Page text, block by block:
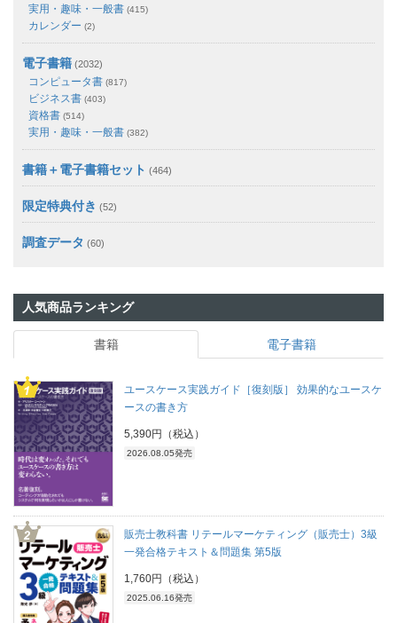
実用・趣味・一般書 (415)
カレンダー (2)
電子書籍 (2032)
コンピュータ書 (817)
ビジネス書 (403)
資格書 (514)
実用・趣味・一般書 (382)
書籍＋電子書籍セット (464)
限定特典付き (52)
調査データ (60)
人気商品ランキング
書籍 電子書籍
ユースケース実践ガイド［復刻版］ 効果的なユースケ
ースの書き方
5,390円（税込）
2026.08.05発売
販売士教科書 リテールマーケティング（販売士）3級
一発合格テキスト＆問題集 第5版
1,760円（税込）
2025.06.16発売